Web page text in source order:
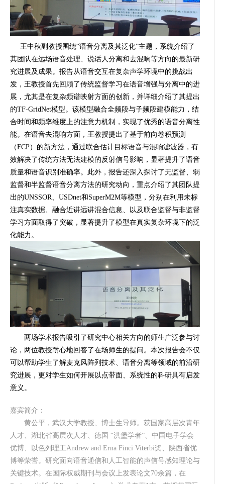
王中秋副教授围绕“语音分离及其泛化”主题，系统介绍了
其团队在远场语音处理、说话人分离和去混响等方向的最新研
究进展及成果。报告从语音交互在复杂声学环境中的挑战出
发，王教授首先回顾了传统监督学习在语音增强与分离中的进
展，尤其是在复杂频谱映射方面的创新，并详细介绍了其提出
的TF-GridNet模型。该模型融合全频段与子频段建模能力，结
合时间和频率维度上的注意力机制，实现了优秀的语音分离性
能。在语音去混响方面，王教授提出了基于前向卷积预测
（FCP）的新方法，通过联合估计目标语音与混响滤波器，有
效解决了传统方法无法建模的反射信号影响，显著提升了语音
质量和语音识别准确率。此外，报告还深入探讨了无监督、弱
监督和半监督语音分离方法的研究动向，重点介绍了其团队提
出的UNSSOR USDnet和 SuperM2M等模型，分别在利用未标
注真实数据、融合近讲远讲混合信息、以及联合监督与非监督
学习方面取得了突破，显著提升了模型在真实复杂环境下的泛
化能力。
两场学术报告吸引了研究中心相关方向的师生广泛参与讨
论，两位教授耐心地回答了在场师生的提问。本次报告会不仅
可以帮助学生了解麦克风阵列技术、语音分离等领域的前沿研
究进展，更对学生如何开展以点带面、系统性的科研具有启发
意义。
嘉宾简介：
黄公平，武汉大学教授、博士生导师。获国家高层次青年
人才、湖北省高层次人才、德国 “洪堡学者”、中国电子学会
优博、以色列理工 Andrew and Erna Finci Viterbi奖、陕西省优
博等荣誉。研究面向语音通信和人工智能的声信号感知理论与
关键技术。在国际权威期刊与会议上发表论文70余篇，在